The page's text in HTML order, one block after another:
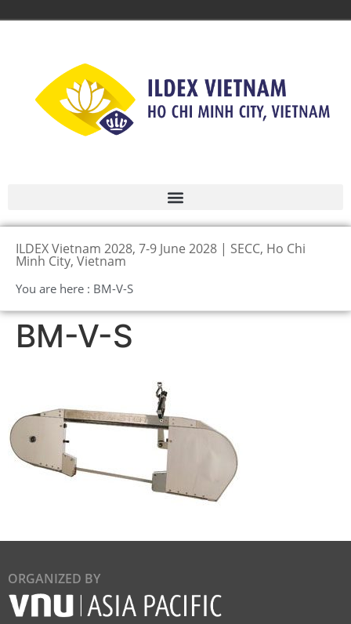
ILDEX Vietnam 2028, 7-9 June 2028 | SECC, Ho Chi
Minh City, Vietnam
You are here : BM-V-S
BM-V-S
ORGANIZED BY